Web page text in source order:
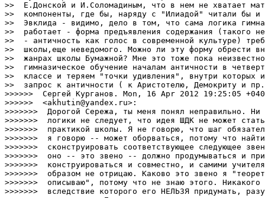
>>  Е.Донской и И.Соломадиным, что в нем не хватает
>>  компоненты, где бы, наряду с "Илиадой" читали бы и
>>  Эвклида - видимо, дело в том, что сама логика
>>  работает - форма предъявления содержания (такого
>>  - античность как голос в современной культуре)
>>  школы,еще неведомого. Можно ли эту форму обрести
>>  жанрах школы Бумажной? Мне это тоже пока
>>  гимназическое обучение началам античности в
>>  классе и теряем "точки удивления", внутри которых
>>  запрос к античности ( к Аристотелю, Демокриту и
>>>>>>  Сергей Курганов. Mon, 16 Apr 2012 19:25:05
>>>>>>  <akhutin@yandex.ru>:
>>>>>>>  Дорогой Сережа, ты меня понял неправильно. Ни
>>>>>>>  логики не следует, что идея ШДК не может
>>>>>>>  практикой школы. Я не говорю, что шаг
>>>>>>>  я говорю -- может оборваться, потому что
>>>>>>>  сконструировать соответствующее следующее
>>>>>>>  оно -- это звено -- должно продумываться и
>>>>>>>  конструироваться и совместно, и самими
>>>>>>>  образом не отрицаю. Каково это звено я
>>>>>>>  описываю", потому что не знаю этого.
>>>>>>>  вследствие которого его НЕЛЬЗЯ придумать,